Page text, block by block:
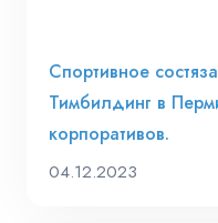
Спортивное
Тимбилдинг в
корпоративов.
04.12.2023